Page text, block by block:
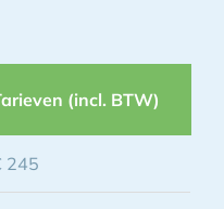
(incl. BTW)
245